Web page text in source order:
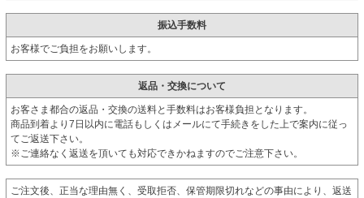
振込手数料
お客様でご負担をお願いします。
返品・交換について
お客さま都合の返品・交換の送料と手数料はお客様負担となります。
商品到着より7日以内に電話もしくはメールにて手続きをした上で案内に従っ
てご返送下さい。
※ご連絡なく返送を頂いても対応できかねますのでご注意下さい。
ご注文後、正当な理由無く、受取拒否、保管期限切れなどの事由により、返送